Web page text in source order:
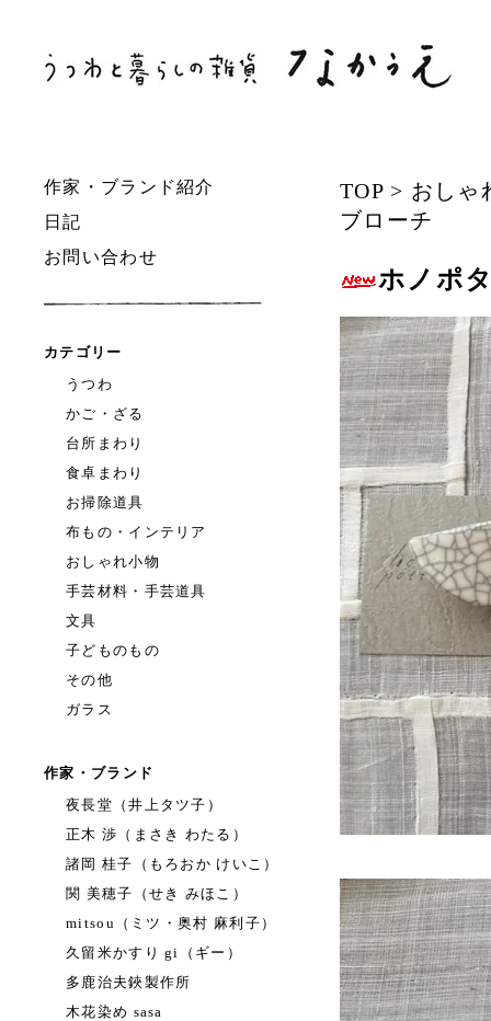
作家・ブランド紹介
日記
お問い合わせ
カテゴリー
うつわ
かご・ざる
台所まわり
食卓まわり
お掃除道具
布もの・インテリア
おしゃれ小物
手芸材料・手芸道具
文具
子どものもの
その他
ガラス
作家・ブランド
夜長堂（井上タツ子）
正木 渉（まさき わたる）
諸岡 桂子（もろおか けいこ）
関 美穂子（せき みほこ）
mitsou（ミツ・奥村 麻利子）
久留米かすり gi（ギー）
多鹿治夫鋏製作所
木花染め sasa
TOP> おしゃ
ブローチ
ホノポ